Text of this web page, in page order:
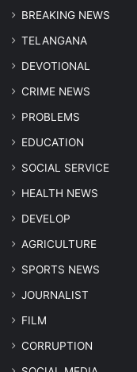
BREAKING NEWS
TELANGANA
DEVOTIONAL
CRIME NEWS
PROBLEMS
EDUCATION
SOCIAL SERVICE
HEALTH NEWS
DEVELOP
AGRICULTURE
SPORTS NEWS
JOURNALIST
FILM
CORRUPTION